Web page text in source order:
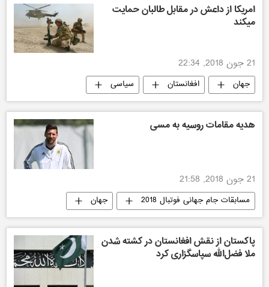
امریکا از داعش در مقابل طالبان حمایت
میکند
21 جون 2018, 22:34
جهان افغانستان سیاسی
هدیه مقامات روسیه به مسی
21 جون 2018, 21:58
مسابقات جام جهانی فوتبال 2018
جهان
اخبار مسابقات جام جهانی فوتبال 2018
پاکستان از نقش افغانستان در کشته شدن
ملا فضل‌الله سپا‌سگزاری کرد